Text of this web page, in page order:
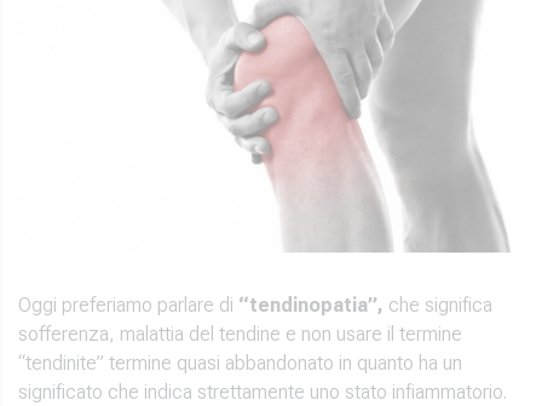
Oggi preferiamo parlare di “tendinopatia”, che significa
sofferenza, malattia del tendine e non usare il termine
“tendinite” termine quasi abbandonato in quanto ha un
significato che indica strettamente uno stato infiammatorio.